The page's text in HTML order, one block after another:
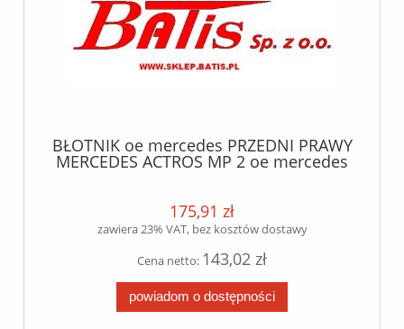
BŁOTNIK oe mercedes PRZEDNI PRAWY
MERCEDES ACTROS MP 2 oe mercedes
175,91 zł
zawiera 23% VAT, bez kosztów dostawy
Cena netto: 143,02 zł
powiadom o dostępności